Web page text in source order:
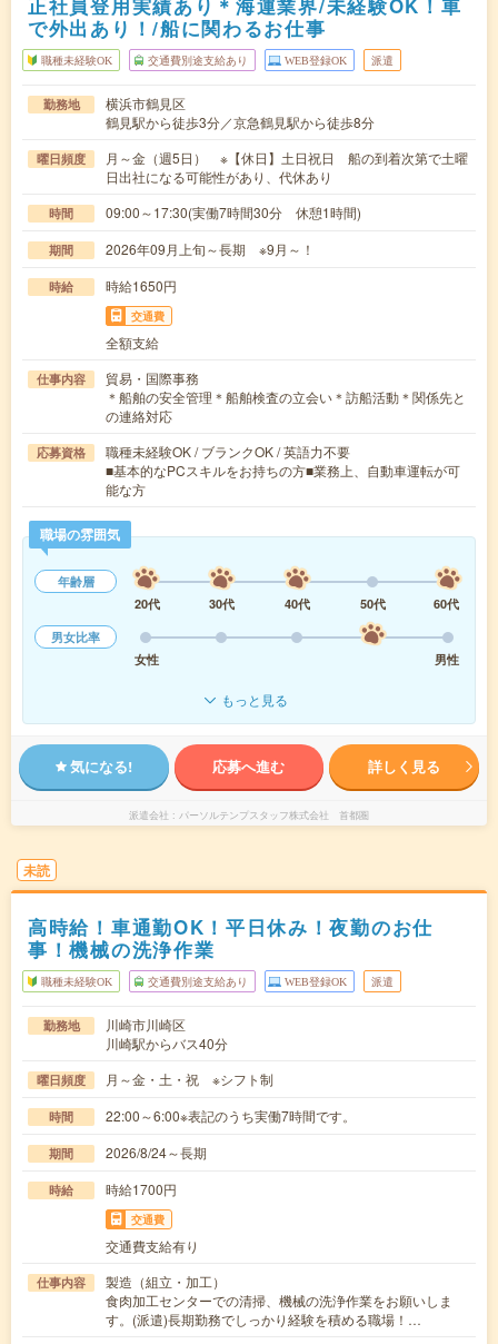
正社員登用実績あり＊海運業界/未経験OK！車
で外出あり！/船に関わるお仕事
職種未経験OK 交通費別途支給あり WEB登録OK 派遣
勤務地
横浜市鶴見区
鶴見駅から徒歩3分／京急鶴見駅から徒歩8分
曜日頻度
月～金（週5日） ※【休日】土日祝日 船の到着次第で土曜
日出社になる可能性があり、代休あり
時間 09:00～17:30(実働7時間30分 休憩1時間)
期間 2026年09月上旬～長期 ※9月～！
時給 時給1650円
交通費
全額支給
仕事内容
貿易・国際事務
＊船舶の安全管理＊船舶検査の立会い＊訪船活動＊関係先と
の連絡対応
応募資格
職種未経験OK / ブランクOK / 英語力不要
■基本的なPCスキルをお持ちの方■業務上、自動車運転が可
能な方
職場の雰囲気
年齢層
20代
30代 40代 50代
60代
男女比率
女性
男性
もっと見る
気になる! 応募へ進む 詳しく見る
派遣会社 パーソルテンプスタッフ株式会社 首都圏
未読
高時給！車通勤OK！平日休み！夜勤のお仕
事！機械の洗浄作業
職種未経験OK 交通費別途支給あり WEB登録OK 派遣
勤務地
川崎市川崎区
川崎駅からバス40分
曜日頻度 月～金・土・祝 ※シフト制
時間 22:00～6:00※表記のうち実働7時間です。
期間 2026/8/24～長期
時給 時給1700円
交通費
交通費支給有り
仕事内容
製造（組立・加工）
食肉加工センターでの清掃、機械の洗浄作業をお願いしま
す。(派遣)長期勤務でしっかり経験を積める職場！…